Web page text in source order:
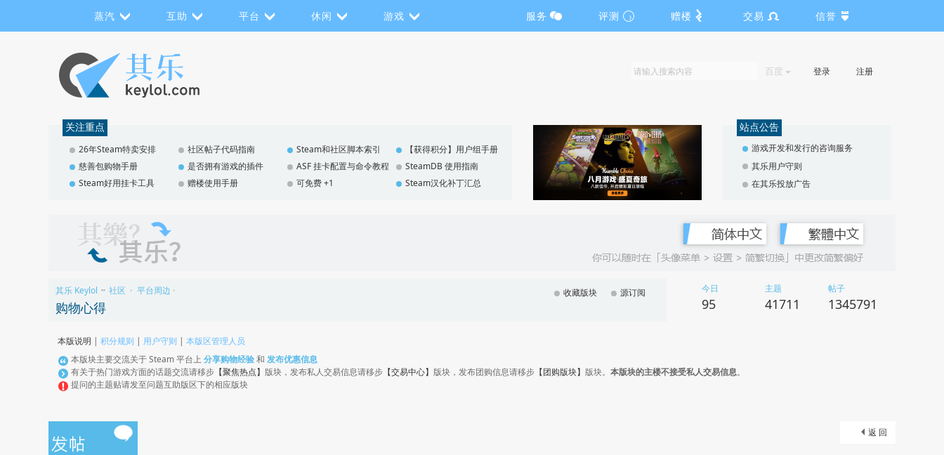
蒸汽 互助 平台 休闲 游戏 服务 评测 赠楼 交易 信誉
百度 登录 注册
关注重点
26年Steam特卖安排 社区帖子代码指南 Steam和社区脚本索引
【获得积分】用户组手册
慈善包购物手册
是否拥有游戏的插件 ASF 挂卡配置与命令教程
SteamDB 使用指南
Steam好用挂卡工具
赠楼使用手册 可免费 +1 Steam汉化补丁汇总
站点公告
游戏开发和发行的咨询服务
其乐用户守则
在其乐投放广告
其乐 Keylol >> 社区 › 平台周边 ›
购物心得
收藏版块 源订阅 今日
95
主题
41711
帖子
1345791
本版说明 | 积分规则 | 用户守则 | 本版区管理人员
本版块主要交流关于 Steam 平台上 分享购物经验和 发布优惠信息
有关于热门游戏方面的话题交流请移步 【聚焦热点】 版块，发布私人交易信息请移步 【交易中心】 版块，发布团购信息请移步 【团购版块】 版块。 本版块的主楼不接受私人交易信息。
提问的主题贴请发至问题互助版区下的相应版块
返 回